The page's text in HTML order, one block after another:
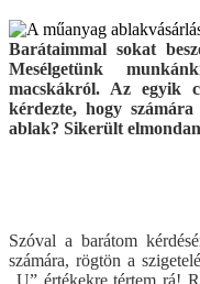
Barátaimmal sokat
Mesélgetünk
macskákról. Az egyik
kérdezte, hogy
ablak? Sikerült
Szóval a barátom
számára, rögtön a